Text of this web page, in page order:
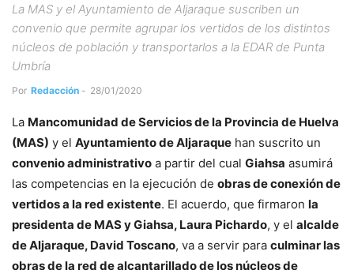
La MAS y el Ayuntamiento de Aljaraque suscriben un
convenio que permite agrupar los vertidos de los distintos
núcleos de población y transportarlos a la EDAR de Punta
Umbría
Por Redacción - 28/01/2020
La Mancomunidad de Servicios de la Provincia de Huelva
(MAS) y el Ayuntamiento de Aljaraque han suscrito un
convenio administrativo a partir del cual Giahsa asumirá
las competencias en la ejecución de obras de conexión de
vertidos a la red existente. El acuerdo, que firmaron la
presidenta de MAS y Giahsa, Laura Pichardo, y el alcalde
de Aljaraque, David Toscano, va a servir para culminar las
obras de la red de alcantarillado de los núcleos de